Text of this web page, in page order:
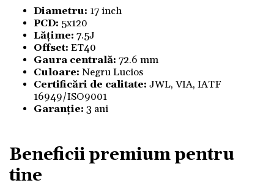
Diametru: 17 inch
PCD: 5x120
Lățime: 7.5J
Offset: ET40
Gaura centrală: 72.6 mm
Culoare: Negru Lucios
Certificări de calitate: JWL, VIA, IATF
16949/ISO9001
Garanție: 3 ani
Beneficii premium pentru
tine